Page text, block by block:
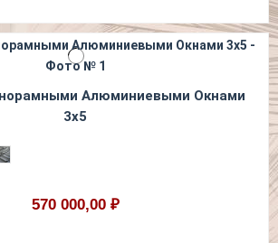
Алюминиевыми Окнами
3х5
570 000,00 ₽